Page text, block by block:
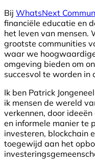
Bij WhatsNext
financiële educatie en
het leven van mensen.
grootste communities
waar we
omgeving bieden om
succesvol te worden in
Ik ben Patrick
ik mensen de wereld
verkennen, door
en informele manier te
investeren, blockchain
toegewijd aan het